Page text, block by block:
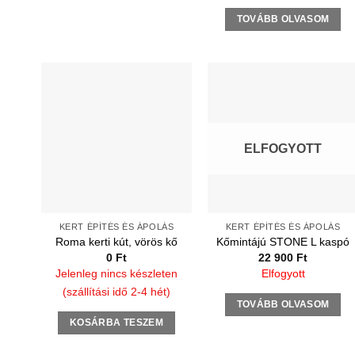
TOVÁBB OLVASOM
KERT ÉPÍTÉS ÉS ÁPOLÁS
Roma kerti kút, vörös kő
0 Ft
Jelenleg nincs készleten
(szállítási idő 2-4 hét)
KOSÁRBA TESZEM
ELFOGYOTT
KERT ÉPÍTÉS ÉS ÁPOLÁS
Kőmintájú STONE L kaspó
22 900 Ft
Elfogyott
TOVÁBB OLVASOM